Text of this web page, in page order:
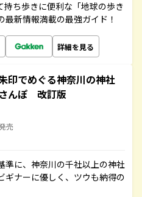
持ち歩きに便利な「地球の歩き
新情報満載の最強ガイド！
詳細を見る
印でめぐる神奈川の神社
んぽ 改訂版
売
準に、神奈川の千社以上の神社
ギナーに優しく、ツウも納得の